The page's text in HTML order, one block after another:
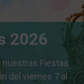
2026
nuestras Fiestas
del viernes 7 al